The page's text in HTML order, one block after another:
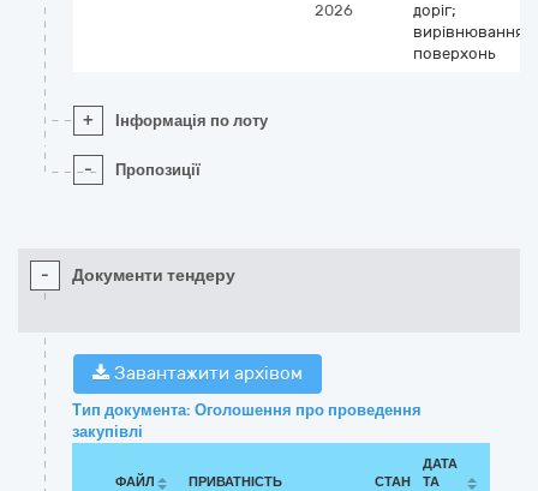
2026
доріг;
вирівнювання
поверхонь
+ Інформація по лоту
- Пропозиції
- Документи тендеру
Завантажити архівом
Тип документа: Оголошення про проведення
закупівлі
ФАЙЛ ПРИВАТНІСТЬ СТАН
ДАТА
ТА